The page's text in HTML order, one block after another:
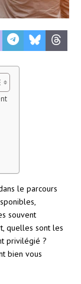
le parcours
souvent
quelles sont les
privilégié ?
bien vous